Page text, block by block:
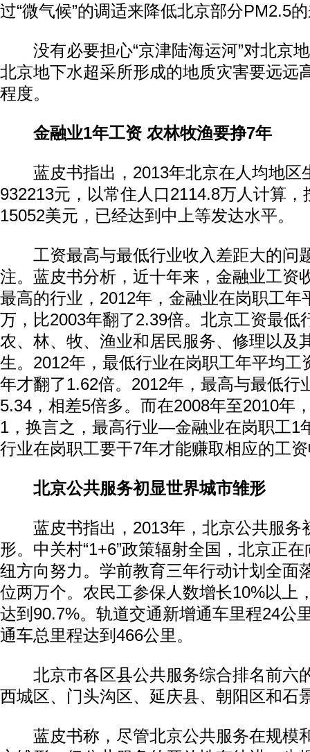
过“微气候”的调适来降低北京部分PM2.5
没有必要担心“京津陆海运河”对北京
北京地下水超采所形成的地质灾害要远远
程度。
金融业1年工资 农林牧渔要挣7年
蓝皮书指出，2013年北京在人均地区
932213元，以常住人口2114.8万人计算，
15052美元，已经达到中上等发达水平。
工资最高与最低行业收入差距大的问
注。蓝皮书分析，近十年来，金融业工资
最高的行业，2012年，金融业在岗职工年
万，比2003年翻了2.39倍。北京工资最低
农、林、牧、渔业和居民服务、修理以及
生。2012年，最低行业在岗职工年平均工
年才翻了1.62倍。2012年，最高与最低行
5.34，相差5倍多。而在2008年至2010年
1，换言之，最高行业—金融业在岗职工1
行业在岗职工要干7年才能赚取相应的工
北京公共服务初显世界城市雏形
蓝皮书指出，2013年，北京公共服务
形。中关村“1+6”政策辐射全国，北京正
纽方向努力。学前教育三年行动计划全面
位两万个。农民工参保人数增长10%以上
达到90.7%。轨道交通新增通车里程24公
通车总里程达到466公里。
北京市各区县公共服务综合排名前六
西城区、门头沟区、延庆县、朝阳区和石
蓝皮书称，尽管北京公共服务在规模